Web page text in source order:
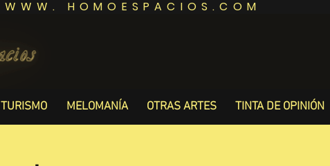
WWW. HOMOESPACIOS.COM
TURISMO MELOMANÍA OTRAS ARTES TINTA DE OPINIÓN